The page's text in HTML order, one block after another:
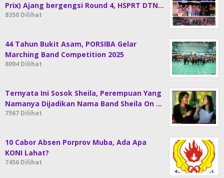
Prix) Ajang bergengsi Round 4, HSPRT DTN…
8350 Dilihat
44 Tahun Bukit Asam, PORSIBA Gelar
Marching Band Competition 2025
8094 Dilihat
Ternyata Ini Sosok Sheila, Perempuan Yang
Namanya Dijadikan Nama Band Sheila On …
7567 Dilihat
10 Cabor Absen Porprov Muba, Ada Apa
KONI Lahat?
7456 Dilihat